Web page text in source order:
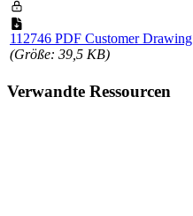
112746 PDF Customer Drawing
(Größe: 39,5 KB)
Verwandte Ressourcen